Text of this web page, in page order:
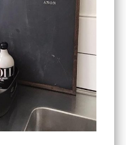
KÖP
Nicolas Vahé
Serveringsfat, Ostron,